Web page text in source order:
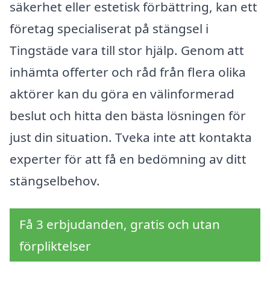
säkerhet eller estetisk förbättring, kan ett
företag specialiserat på stängsel i
Tingstäde vara till stor hjälp. Genom att
inhämta offerter och råd från flera olika
aktörer kan du göra en välinformerad
beslut och hitta den bästa lösningen för
just din situation. Tveka inte att kontakta
experter för att få en bedömning av ditt
stängselbehov.
Få 3 erbjudanden, gratis och utan
förpliktelser